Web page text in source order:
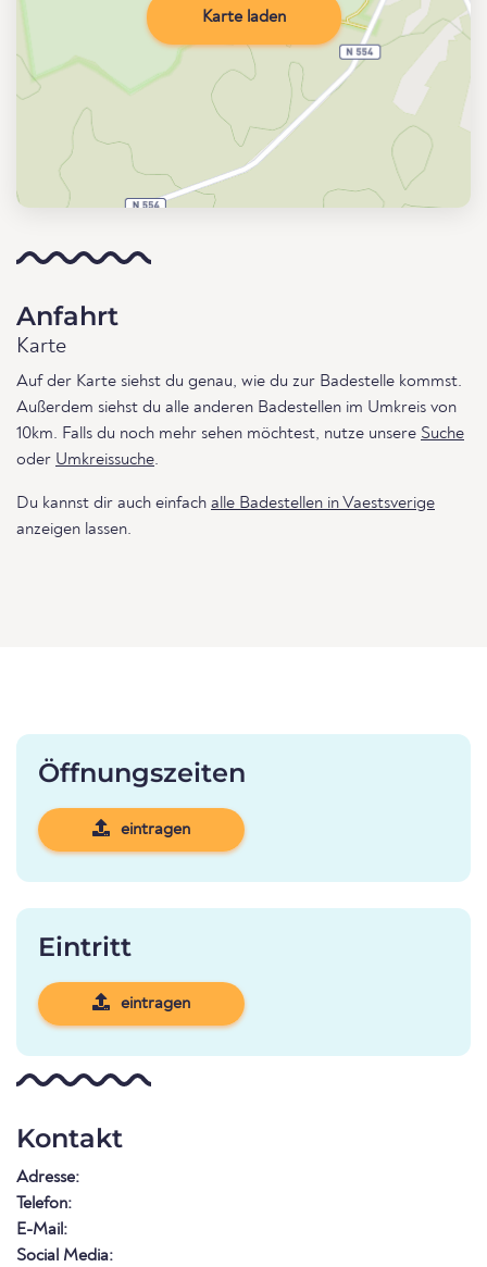
Karte laden
Anfahrt
Karte
Auf der Karte siehst du genau, wie du zur Badestelle kommst.
Außerdem siehst du alle anderen Badestellen im Umkreis von
10km. Falls du noch mehr sehen möchtest, nutze unsere Suche
oder Umkreissuche.
Du kannst dir auch einfach alle Badestellen in Vaestsverige
anzeigen lassen.
Öffnungszeiten
eintragen
Eintritt
eintragen
Kontakt
Adresse:
Telefon:
E-Mail:
Social Media: